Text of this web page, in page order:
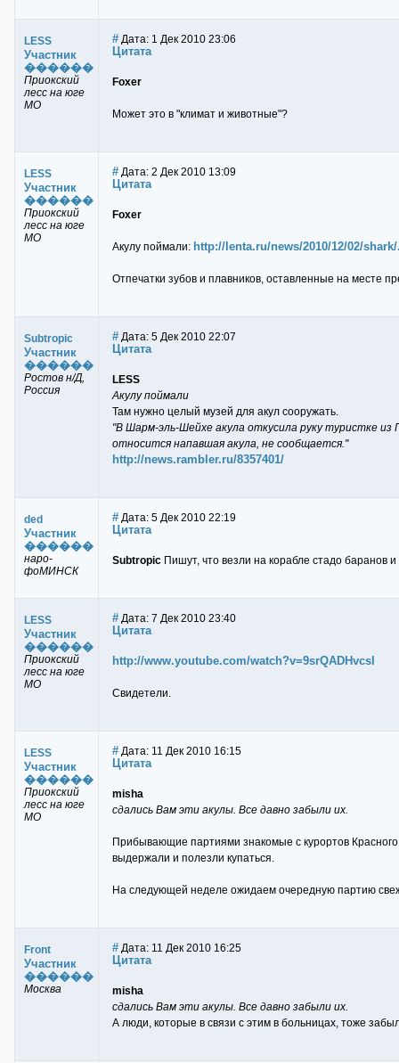
LESS
Участник
������
Приокский
лесс на юге
МО
# Дата: 1 Дек 2010 23:06
Цитата
Foxer
Может это в "климат и животные"?
LESS
Участник
������
Приокский
лесс на юге
МО
# Дата: 2 Дек 2010 13:09
Цитата
Foxer
Акулу поймали: http://lenta.ru/news/2010/12/02/
Отпечатки зубов и плавников, оставленные на месте
Subtropic
Участник
������
Ростов н/Д,
Россия
# Дата: 5 Дек 2010 22:07
Цитата
LESS
Акулу поймали
Там нужно целый музей для акул сооружать.
"В Шарм-эль-Шейхе акула откусила руку туристке из
относится напавшая акула, не сообщается."
http://news.rambler.ru/8357401/
ded
Участник
������
наро-
фоМИНСК
# Дата: 5 Дек 2010 22:19
Цитата
Subtropic Пишут, что везли на корабле стадо баранов
LESS
Участник
������
Приокский
лесс на юге
МО
# Дата: 7 Дек 2010 23:40
Цитата
http://www.youtube.com/watch?v=9srQADHvcsI
Свидетели.
LESS
Участник
������
Приокский
лесс на юге
МО
# Дата: 11 Дек 2010 16:15
Цитата
misha
сдались Вам эти акулы. Все давно забыли их.
Прибывающие партиями знакомые с курортов
выдержали и полезли купаться.
На следующей неделе ожидаем очередную партию
Front
Участник
������
Москва
# Дата: 11 Дек 2010 16:25
Цитата
misha
сдались Вам эти акулы. Все давно забыли их.
А люди, которые в связи с этим в больницах, тоже